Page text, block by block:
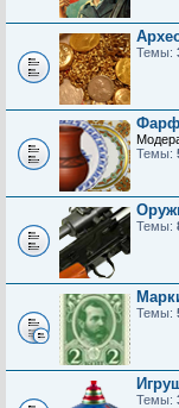
Темы:
Темы:
Темы:
Темы:
Темы: